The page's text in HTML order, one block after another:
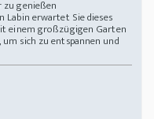
genießen
Labin erwartet Sie dieses
einem großzügigen Garten
sich zu entspannen und